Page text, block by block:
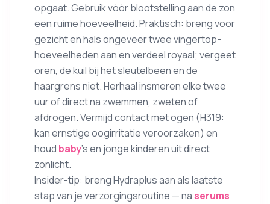
opgaat. Gebruik vóór blootstelling aan de zon
een ruime hoeveelheid. Praktisch: breng voor
gezicht en hals ongeveer twee vingertop-
hoeveelheden aan en verdeel royaal; vergeet
oren, de kuil bij het sleutelbeen en de
haargrens niet. Herhaal insmeren elke twee
uur of direct na zwemmen, zweten of
afdrogen. Vermijd contact met ogen (H319:
kan ernstige oogirritatie veroorzaken) en
houd baby’s en jonge kinderen uit direct
zonlicht.
Insider-tip: breng Hydraplus aan als laatste
stap van je verzorgingsroutine — na serums